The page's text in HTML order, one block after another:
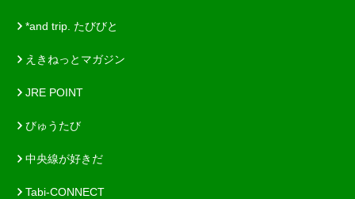
*and trip. たびびと
えきねっとマガジン
JRE POINT
びゅうたび
中央線が好きだ
Tabi-CONNECT